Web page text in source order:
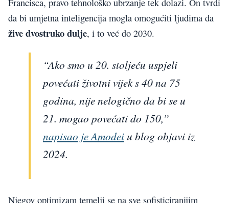
Francisca, pravo tehnološko ubrzanje tek dolazi. On tvrdi
da bi umjetna inteligencija mogla omogućiti ljudima da
žive dvostruko dulje, i to već do 2030.
“Ako smo u 20. stoljeću uspjeli
povećati životni vijek s 40 na 75
godina, nije nelogično da bi se u
21. mogao povećati do 150,”
napisao je Amodei u blog objavi iz
2024.
Njegov optimizam temelji se na sve sofisticiranijim